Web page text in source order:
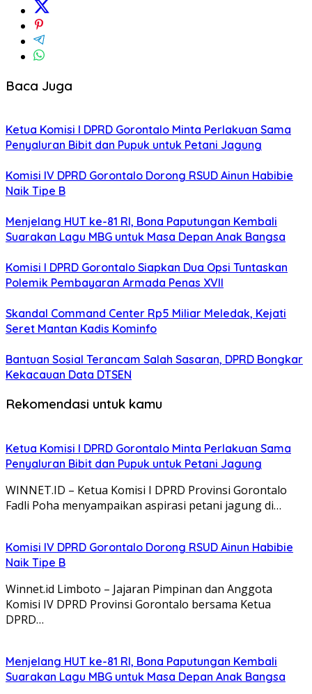
Baca Juga
Ketua Komisi I DPRD Gorontalo Minta Perlakuan Sama
Penyaluran Bibit dan Pupuk untuk Petani Jagung
Komisi IV DPRD Gorontalo Dorong RSUD Ainun Habibie
Naik Tipe B
Menjelang HUT ke-81 RI, Bona Paputungan Kembali
Suarakan Lagu MBG untuk Masa Depan Anak Bangsa
Komisi I DPRD Gorontalo Siapkan Dua Opsi Tuntaskan
Polemik Pembayaran Armada Penas XVII
Skandal Command Center Rp5 Miliar Meledak, Kejati
Seret Mantan Kadis Kominfo
Bantuan Sosial Terancam Salah Sasaran, DPRD Bongkar
Kekacauan Data DTSEN
Rekomendasi untuk kamu
Ketua Komisi I DPRD Gorontalo Minta Perlakuan Sama
Penyaluran Bibit dan Pupuk untuk Petani Jagung
WINNET.ID – Ketua Komisi I DPRD Provinsi Gorontalo
Fadli Poha menyampaikan aspirasi petani jagung di…
Komisi IV DPRD Gorontalo Dorong RSUD Ainun Habibie
Naik Tipe B
Winnet.id Limboto – Jajaran Pimpinan dan Anggota
Komisi IV DPRD Provinsi Gorontalo bersama Ketua
DPRD…
Menjelang HUT ke-81 RI, Bona Paputungan Kembali
Suarakan Lagu MBG untuk Masa Depan Anak Bangsa